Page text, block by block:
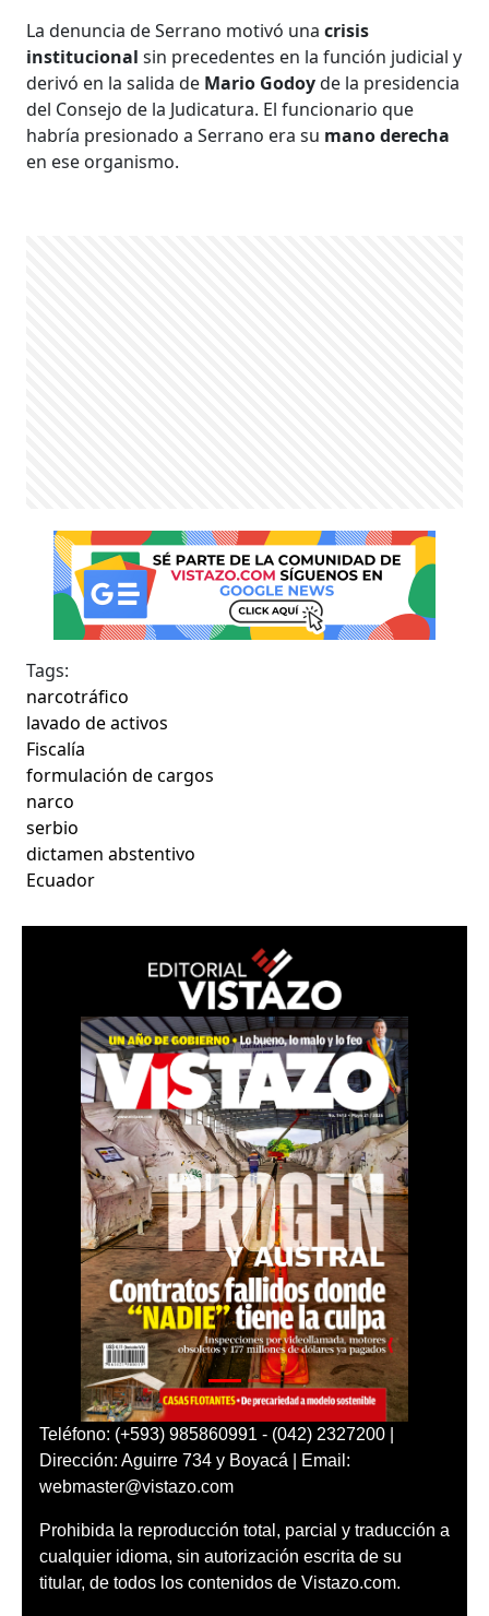
La denuncia de Serrano motivó unacrisis
institucional sin precedentes en la función judicial y
derivó en la salida de Mario Godoyde la presidencia
del Consejo de la Judicatura. El funcionario que
habría presionado a Serrano era su mano derecha
en ese organismo.
Tags:
narcotráfico
lavado de activos
Fiscalía
formulación de cargos
narco
serbio
dictamen abstentivo
Ecuador
Teléfono: (+593) 985860991 - (042) 2327200 |
Dirección: Aguirre 734 y Boyacá | Email:
webmaster@vistazo.com
Prohibida la reproducción total, parcial y traducción a
cualquier idioma, sin autorización escrita de su
titular, de todos los contenidos de Vistazo.com.